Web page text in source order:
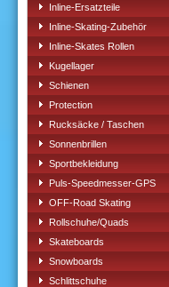
Inline-Ersatzteile
Inline-Skating-Zubehör
Inline-Skates Rollen
Kugellager
Schienen
Protection
Rucksäcke / Taschen
Sonnenbrillen
Sportbekleidung
Puls-Speedmesser-GPS
OFF-Road Skating
Rollschuhe/Quads
Skateboards
Snowboards
Schlittschuhe